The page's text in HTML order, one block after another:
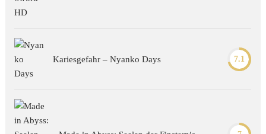
Kariesgefahr – Nyanko Days 7.1